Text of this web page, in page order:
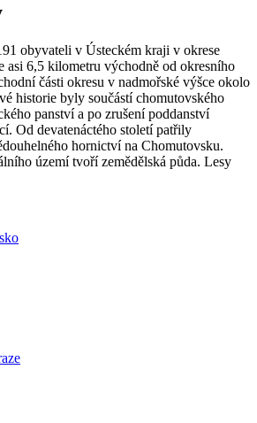
obyvateli v Ústeckém kraji v okrese
asi 6,5 kilometru východně od okresního
části okresu v nadmořské výšce okolo
historie byly součástí chomutovského
panství a po zrušení poddanství
Od devatenáctého století patřily
hornictví na Chomutovsku.
území tvoří zemědělská půda. Lesy